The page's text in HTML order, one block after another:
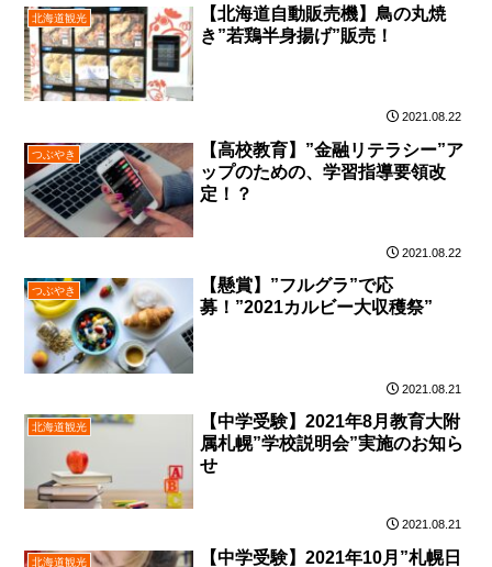
北海道観光
【北海道自動販売機】鳥の丸焼
き”若鶏半身揚げ”販売！
2021.08.22
つぶやき
【高校教育】”金融リテラシー”ア
ップのための、学習指導要領改
定！？
2021.08.22
つぶやき
【懸賞】”フルグラ”で応
募！”2021カルビー大収穫祭”
2021.08.21
北海道観光
【中学受験】2021年8月教育大附
属札幌”学校説明会”実施のお知ら
せ
2021.08.21
北海道観光
【中学受験】2021年10月”札幌日